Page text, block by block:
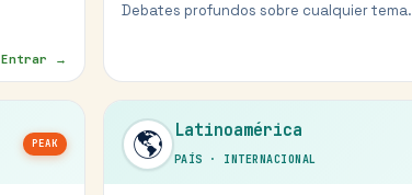
Entrar →
Debates profundos sobre cualquier tema.
PEAK 🌎 Latinoamérica
PAÍS · INTERNACIONAL